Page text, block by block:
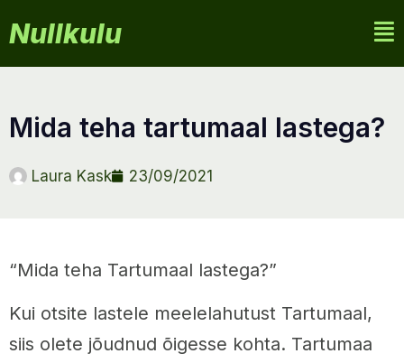
Nullkulu
mida teha tartumaal lastega?
Laura Kask 23/09/2021
“Mida teha Tartumaal lastega?”
Kui otsite lastele meelelahutust Tartumaal,
siis olete jõudnud õigesse kohta. Tartumaa